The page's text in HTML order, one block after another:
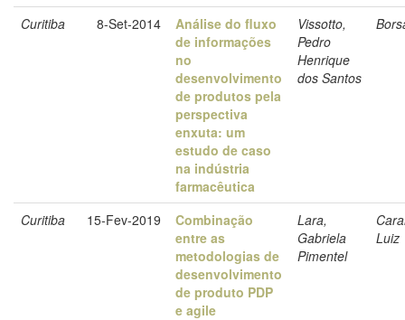
Curitiba 8-Set-2014
Análise do fluxo
de informações
no
desenvolvimento
de produtos pela
perspectiva
enxuta: um
estudo de caso
na indústria
farmacêutica
Vissotto,
Pedro
Henrique
dos Santos
Curitiba 15-Fev-2019
Combinação
entre as
metodologias de
desenvolvimento
de produto PDP
e agile
Lara,
Gabriela
Pimentel
Luiz